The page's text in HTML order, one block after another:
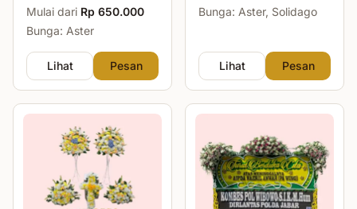
Mulai dari Rp 650.000
Bunga: Aster
Lihat Pesan
Bunga: Aster, Solidago
Lihat Pesan